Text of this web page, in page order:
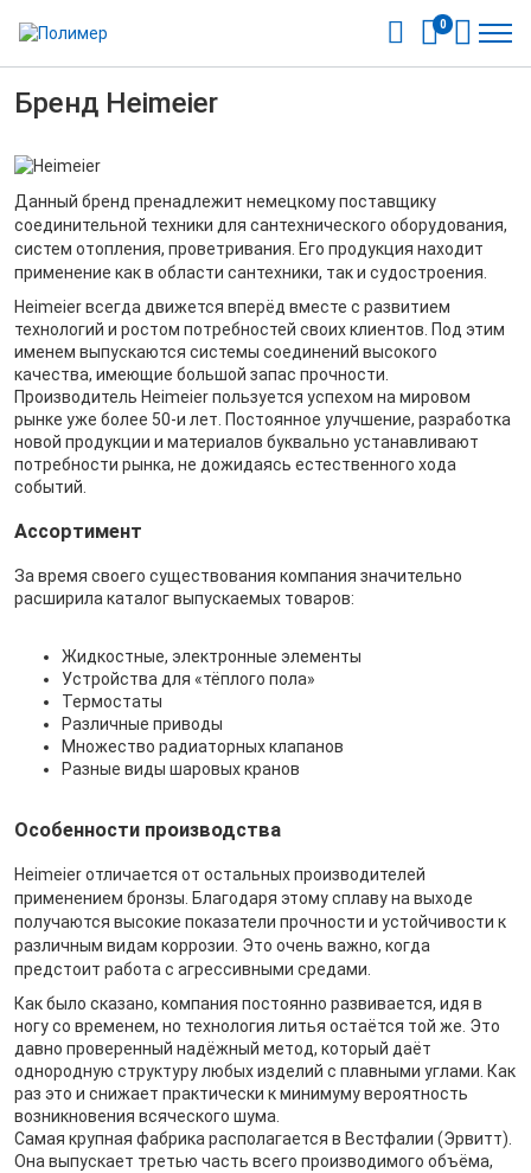
0
Бренд Heimeier
Данный бренд пренадлежит немецкому поставщику
соединительной техники для сантехнического оборудования,
систем отопления, проветривания. Его продукция находит
применение как в области сантехники, так и судостроения.
Heimeier всегда движется вперёд вместе с развитием
технологий и ростом потребностей своих клиентов. Под этим
именем выпускаются системы соединений высокого
качества, имеющие большой запас прочности.
Производитель Heimeier пользуется успехом на мировом
рынке уже более 50-и лет. Постоянное улучшение, разработка
новой продукции и материалов буквально устанавливают
потребности рынка, не дожидаясь естественного хода
событий.
Ассортимент
За время своего существования компания значительно
расширила каталог выпускаемых товаров:
Жидкостные, электронные элементы
Устройства для «тёплого пола»
Термостаты
Различные приводы
Множество радиаторных клапанов
Разные виды шаровых кранов
Особенности производства
Heimeier отличается от остальных производителей
применением бронзы. Благодаря этому сплаву на выходе
получаются высокие показатели прочности и устойчивости к
различным видам коррозии. Это очень важно, когда
предстоит работа с агрессивными средами.
Как было сказано, компания постоянно развивается, идя в
ногу со временем, но технология литья остаётся той же. Это
давно проверенный надёжный метод, который даёт
однородную структуру любых изделий с плавными углами. Как
раз это и снижает практически к минимуму вероятность
возникновения всяческого шума.
Самая крупная фабрика располагается в Вестфалии (Эрвитт).
Она выпускает третью часть всего производимого объёма,